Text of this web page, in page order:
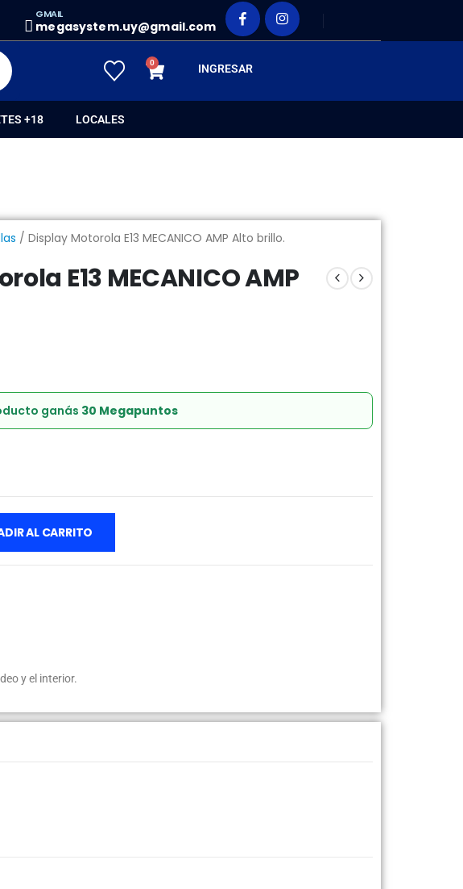
GMAIL
megasystem.uy@gmail.com
0 INGRESAR
+18 LOCALES
/ Display Motorola E13 MECANICO AMP Alto brillo.
E13 MECANICO AMP
ganás 30 Megapuntos
AL CARRITO
y el interior.